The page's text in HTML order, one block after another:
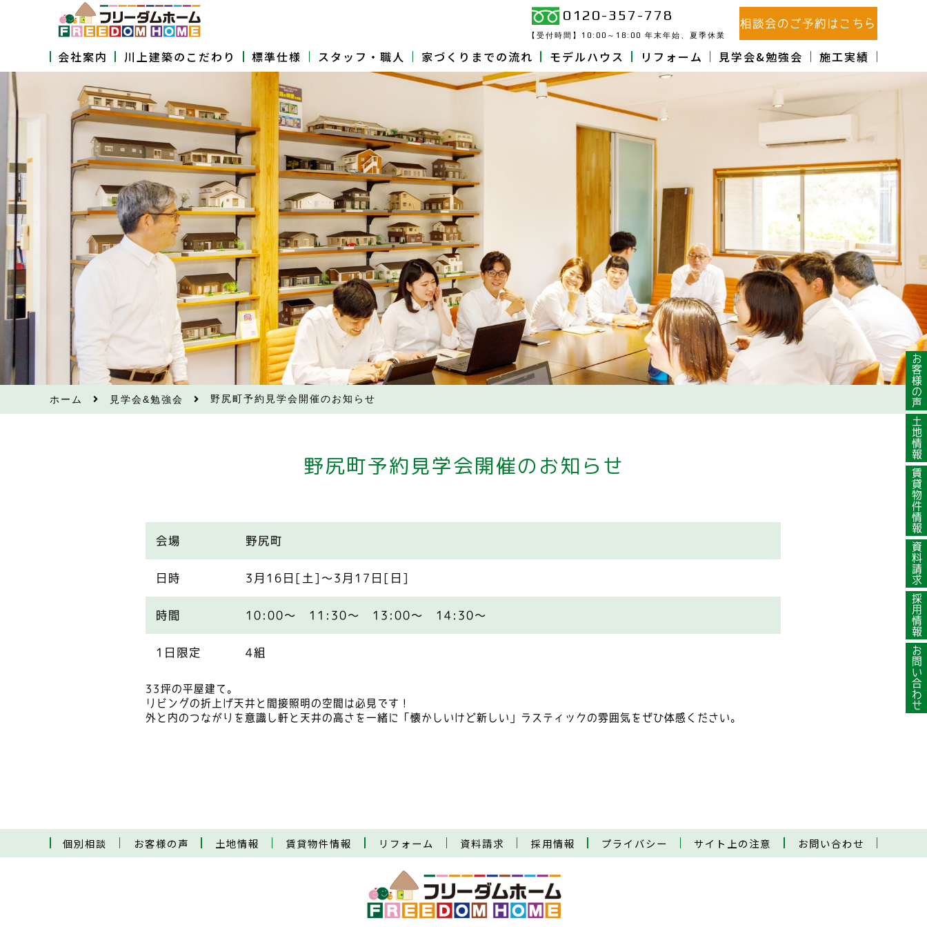
0120-357-778
【受付時間】 10:00～18:00 年末年始、夏季休業
相談会のご予約はこちら
会社案内 川上建築のこだわり 標準仕様 スタッフ・職人 家づくりまでの流れ モデルハウス リフォーム 見学会&勉強会 施工実績
ホーム 見学会&勉強会 野尻町予約見学会開催のお知らせ
野尻町予約見学会開催のお知らせ
会場 野尻町
日時 3月16日[土]～3月17日[日]
時間 10:00～ 11:30～ 13:00～ 14:30～
1日限定 4組
33坪の平屋建て。
リビングの折上げ天井と間接照明の空間は必見です！
外と内のつながりを意識し軒と天井の高さを一緒に「懐かしいけど新しい」ラスティックの雰囲気をぜひ体感ください。
お客様の声
土地情報
賃貸物件情報
資料請求
採用情報
お問い合わせ
個別相談 お客様の声 土地情報 賃貸物件情報 リフォーム 資料請求 採用情報 プライバシー サイト上の注意 お問い合わせ